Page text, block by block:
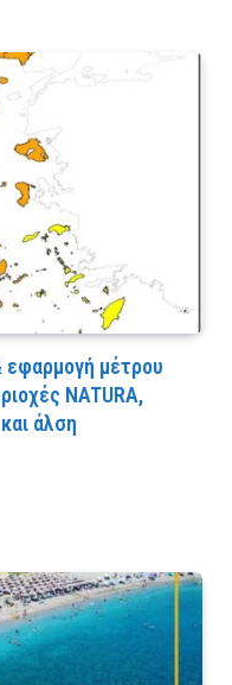
εφαρμογή μέτρου
NATURA,
άλση